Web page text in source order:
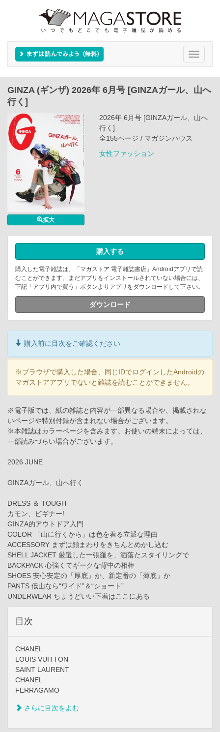
Toggle
GINZA (ギンザ) 2026年 6月号 [GINZAガール、山へ
行く]
拡大
2026年 6月号 [GINZAガール、山へ
行く]
全155ページ / マガジンハウス
女性ファッション
購入する
購入した電子雑誌は、「マガストア 電子雑誌書店」Androidアプリで読
むことができます。まだアプリをインストールされていない場合には、
下記「アプリ内で買う」ボタンよりアプリをダウンロードして下さい。
ダウンロード
購入前に目次をご確認ください
※ブラウザで購入した場合、同じIDでログインしたAndroidの
マガストアアプリでないと雑誌を読むことができません。
※電子版では、紙の雑誌と内容が一部異なる場合や、掲載されな
いページや特別付録が含まれない場合がございます。
※本雑誌はカラーページを含みます。お使いの端末によっては、
一部読みづらい場合がございます。
2026 JUNE
GINZAガール、山へ行く
DRESS ＆ TOUGH
カモン、ビギナー!
GINZA的アウトドア入門
COLOR 「山に行くから」は色を着る立派な理由
ACCESSORY まずは顔まわりをきちんとめかし込む
SHELL JACKET 厳選した一張羅を、洒落たスタイリングで
BACKPACK 心強くてギークな背中の相棒
SHOES 安心安定の「厚底」か、新定番の「薄底」か
PANTS 低山なら“ワイド”＆“ショート”
UNDERWEAR ちょうどいい下着はここにある
目次
CHANEL
LOUIS VUITTON
SAINT LAURENT
CHANEL
FERRAGAMO
さらに目次をよむ